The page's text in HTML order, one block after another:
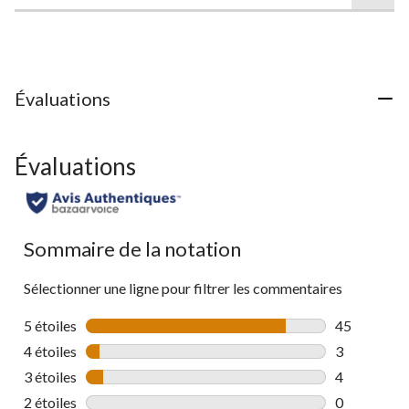
évaluations
Évaluations
Évaluations
Sommaire de la notation
Sélectionner une ligne pour filtrer les commentaires
5 étoiles étoiles
45
45
4 étoiles étoiles
3
3
3 étoiles étoiles
4
4
2 étoiles étoiles 0